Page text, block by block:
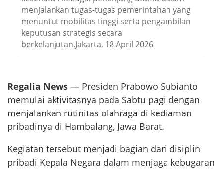
menjalankan tugas-tugas pemerintahan yang
menuntut mobilitas tinggi serta pengambilan
keputusan strategis secara
berkelanjutan.Jakarta, 18 April 2026
Regalia News — Presiden Prabowo Subianto
memulai aktivitasnya pada Sabtu pagi dengan
menjalankan rutinitas olahraga di kediaman
pribadinya di Hambalang, Jawa Barat.
Kegiatan tersebut menjadi bagian dari disiplin
pribadi Kepala Negara dalam menjaga kebugaran